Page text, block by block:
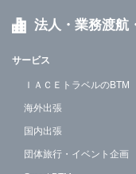
法人・業務渡航
サービス
ＩＡＣＥトラベルのBTM
海外出張
国内出張
団体旅行・イベント企画